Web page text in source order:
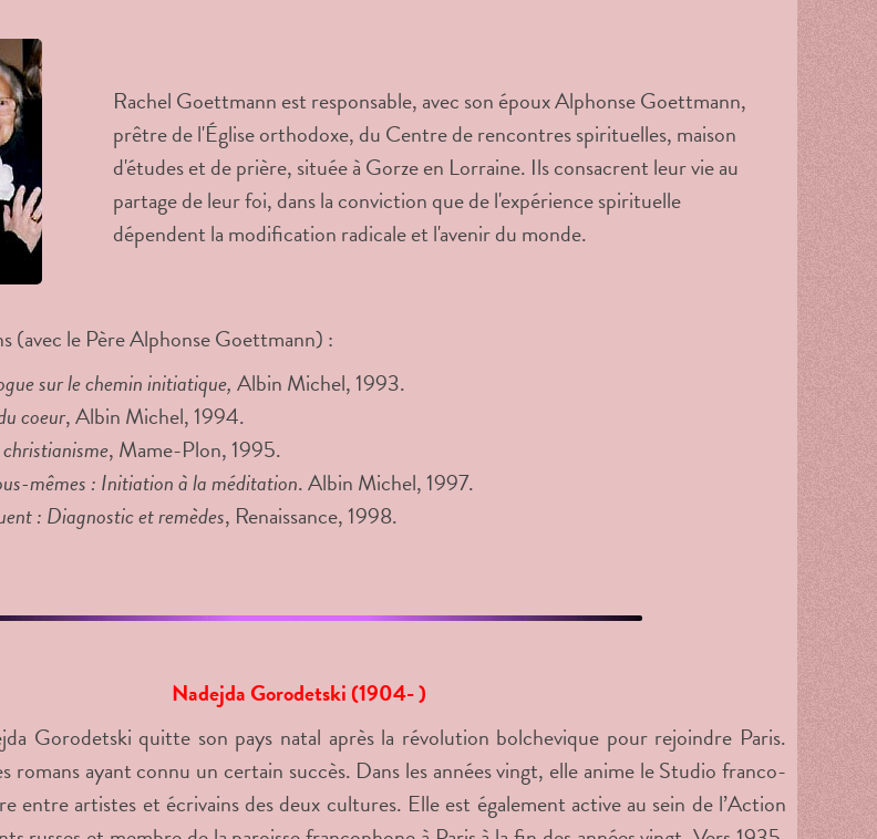
Rachel Goettmann est responsable, avec son époux Alphonse Goettmann,
prêtre de l'Église orthodoxe, du Centre de rencontres spirituelles, maison
d'études et de prière, située à Gorze en Lorraine. Ils consacrent leur vie au
partage de leur foi, dans la conviction que de l'expérience spirituelle
dépendent la modification radicale et l'avenir du monde.
(avec le Père Alphonse Goettmann) :
sur le chemin initiatique,Albin Michel, 1993.
coeur, Albin Michel, 1994.
, Mame-Plon, 1995.
mêmes : Initiation à la méditation. Albin Michel, 1997.
: Diagnostic et remèdes, Renaissance, 1998.
Nadejda Gorodetski (1904- )
Gorodetski quitte son pays natal après la révolution bolchevique pour rejoindre Paris.
romans ayant connu un certain succès. Dans les années vingt, elle anime le Studio franco-
entre artistes et écrivains des deux cultures. Elle est également active au sein de l’Action